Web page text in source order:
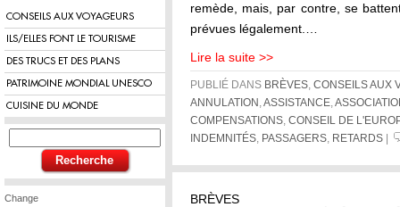
CONSEILS AUX VOYAGEURS
ILS/ELLES FONT LE TOURISME
DES TRUCS ET DES PLANS
PATRIMOINE MONDIAL UNESCO
CUISINE DU MONDE
Change
remède, mais, par contre, se
prévues légalement.…
Lire la suite >>
PUBLIÉ DANS BRÈVES CONSEILS AUX
ANNULATION ASSISTANCE
COMPENSATIONS CONSEIL DE
INDEMNITÉS
PASSAGERS RETARDS
BRÈVES